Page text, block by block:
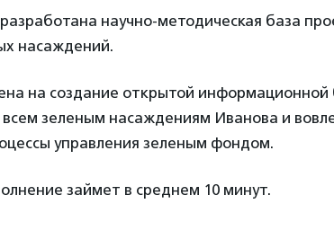
научно-методическая база
насаждений.
на создание открытой информационной
зеленым насаждениям Иванова и
управления зеленым фондом.
займет в среднем 10 минут.